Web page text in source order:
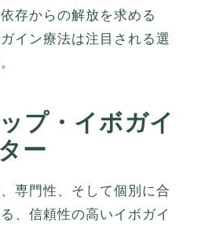
存からの解放を求める
イン療法は注目される選
プ・イボガイ
ー
専門性、そして個別に合
、信頼性の高いイボガイ